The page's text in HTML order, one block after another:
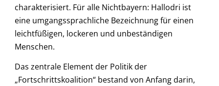
charakterisiert. Für alle Nichtbayern: Hallodri ist
eine umgangssprachliche Bezeichnung für einen
leichtfüßigen, lockeren und unbeständigen
Menschen.
Das zentrale Element der Politik der
„Fortschrittskoalition“ bestand von Anfang darin,